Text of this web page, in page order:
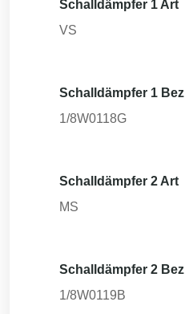
Schalldämpfer 1 Art
VS
Schalldämpfer 1 Bez
1/8W0118G
Schalldämpfer 2 Art
MS
Schalldämpfer 2 Bez
1/8W0119B